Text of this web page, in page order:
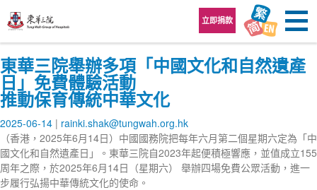
立即捐款
東華三院舉辦多項「中國文化和自然遺產
日」免費體驗活動
推動保育傳統中華文化
2025-06-14
rainki.shak@tungwah.org.hk
（香港，2025年6月14日）中國國務院把每年六月第二個星期六定為「中
國文化和自然遺產日」。東華三院自2023年起便積極響應，並值成立155
周年之際，於2025年6月14日（星期六） 舉辦四場免費公眾活動，進一
步履行弘揚中華傳統文化的使命。